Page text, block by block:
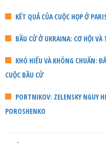
KẾT QUẢ CỦA CUỘC HỌP Ở
BẦU CỬ Ở UKRAINA: CƠ HỘI
KHÓ HIỂU VÀ KHÔNG CHUẨN:
CUỘC BẦU CỬ
PORTNIKOV: ZELENSKY NGUY
POROSHENKO